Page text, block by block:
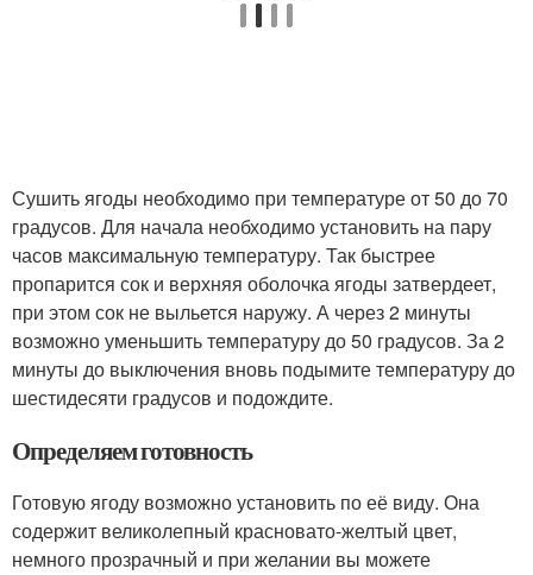
Сушить ягоды необходимо при температуре от 50 до 70
градусов. Для начала необходимо установить на пару
часов максимальную температуру. Так быстрее
пропарится сок и верхняя оболочка ягоды затвердеет,
при этом сок не выльется наружу. А через 2 минуты
возможно уменьшить температуру до 50 градусов. За 2
минуты до выключения вновь подымите температуру до
шестидесяти градусов и подождите.
Определяем готовность
Готовую ягоду возможно установить по её виду. Она
содержит великолепный красновато-желтый цвет,
немного прозрачный и при желании вы можете